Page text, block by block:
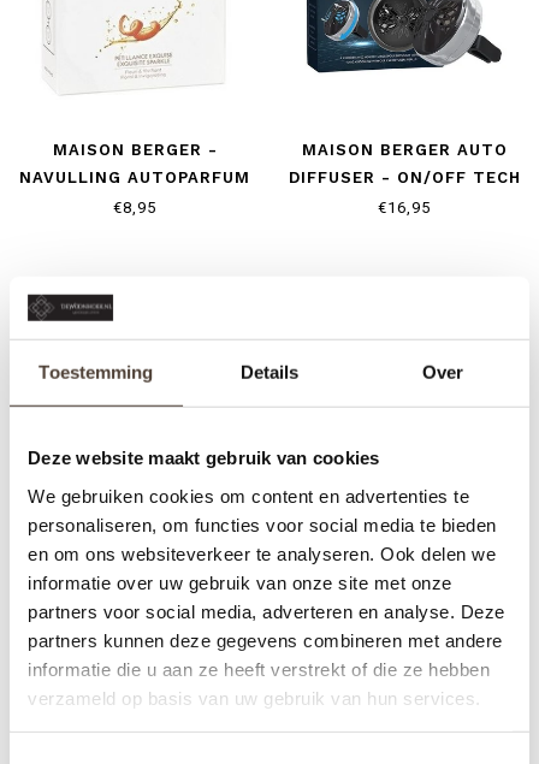
Toestemming Details Over
Deze website maakt gebruik van cookies
We gebruiken cookies om content en advertenties te
personaliseren, om functies voor social media te bieden
en om ons websiteverkeer te analyseren. Ook delen we
informatie over uw gebruik van onze site met onze
partners voor social media, adverteren en analyse. Deze
partners kunnen deze gegevens combineren met andere
informatie die u aan ze heeft verstrekt of die ze hebben
verzameld op basis van uw gebruik van hun services.
MAISON BERGER -
NAVULLING AUTOPARFUM
- EXQUISITE SPARKLE
€8,95
MAISON BERGER AUTO
DIFFUSER - ON/OFF TECH
FLOWER
€16,95